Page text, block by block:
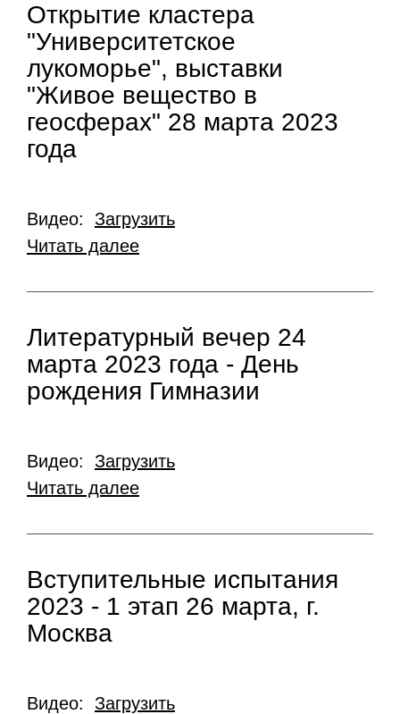
Открытие кластера
"Университетское
лукоморье", выставки
"Живое вещество в
геосферах" 28 марта 2023
года
Видео: Загрузить
Читать далее
Литературный вечер 24
марта 2023 года - День
рождения Гимназии
Видео: Загрузить
Читать далее
Вступительные испытания
2023 - 1 этап 26 марта, г.
Москва
Видео: Загрузить